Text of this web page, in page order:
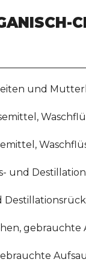
und
und
gebrauchte